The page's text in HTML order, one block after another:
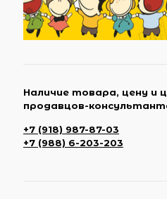
Наличие товара, цену и
продавцов-
+7 (918) 987-87-03
+7 (988) 6-203-203